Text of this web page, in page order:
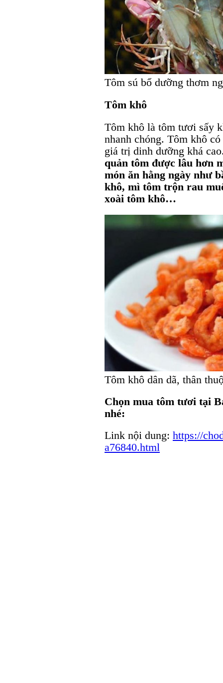
Tôm sú bổ dưỡng thơm
Tôm khô
Tôm khô là tôm tươi sấy
nhanh chóng. Tôm khô
giá trị dinh dưỡng khá
quản tôm được lâu hơn
món ăn hằng ngày như
khô, mì tôm trộn rau
xoài tôm khô…
Tôm khô dân dã, thân
Chọn mua tôm tươi tại
nhé:
Link nội dung: https://
a76840.html